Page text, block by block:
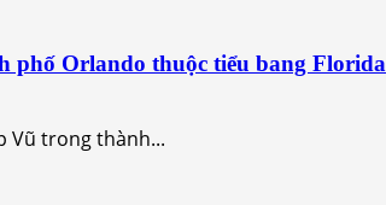
phố Orlando thuộc tiểu bang Florida
Vũ trong thành...